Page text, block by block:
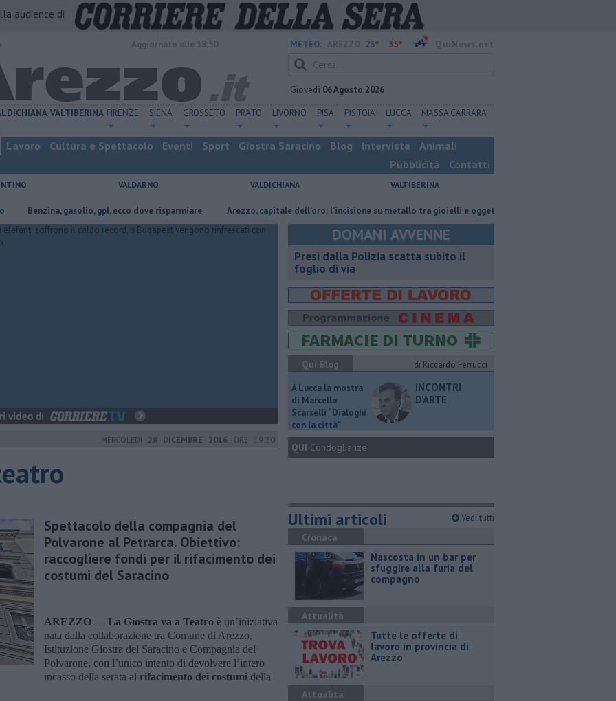
audience di
METEO: 23° 35°
Giovedì 06 Agosto 2026
VALTIBERINA FIRENZE SIENA GROSSETO PRATO LIVORNO PISA PISTOIA LUCCA MASSA CARRARA
Lavoro Cultura e Spettacolo Eventi Sport Giostra Saracino Blog Interviste
Animali
Pubblicità
Contatti
VALDARNO VALDICHIANA VALTIBERINA
gasolio, gpl, ecco dove risparmiare Arezzo, capitale dell’oro: l’incisione su metallo tra gioielli e oggetti personalizzati
MERCOLEDÌ 28 DICEMBRE 2016 ORE 19:30
Spettacolo della compagnia del
Polvarone al Petrarca. Obiettivo:
raccogliere fondi per il rifacimento dei
costumi del Saracino
AREZZO — La Giostra va a Teatro è un’iniziativa
nata dalla collaborazione tra Comune di Arezzo,
Istituzione Giostra del Saracino e Compagnia del
Polvarone, con l’unico intento di devolvere l’intero
incasso della serata al rifacimento dei costumi della
DOMANI AVVENNE
Presi dalla Polizia scatta subito il
foglio di via
Qui Blog
di Riccardo Ferrucci
A Lucca la mostra
di Marcello
Scarselli “Dialoghi
con la città"
INCONTRI
D'ARTE
QUI Condoglianze
Ultimi articoli Vedi tutti
Cronaca
Nascosta in un bar per
sfuggire alla furia del
compagno
Attualità
​Tutte le offerte di
lavoro in provincia di
Arezzo
Attualità